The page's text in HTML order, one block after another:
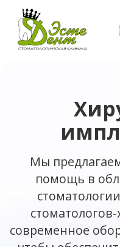
Мы предлагаем
помощь в области
стоматологии.
современное
чтобы обеспечить
лечение каждого
Записаться на